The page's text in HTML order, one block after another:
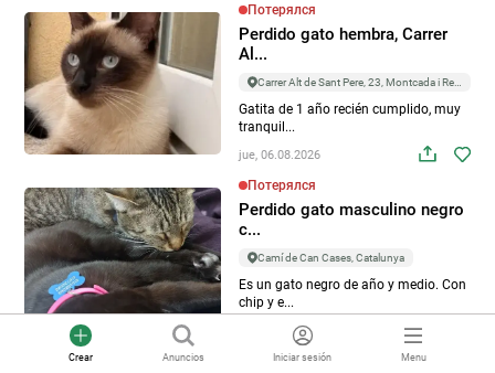
Crear Anuncios Iniciar sesión Menu
Потерялся
Perdido gato hembra, Carrer
Al...
Carrer Alt de Sant Pere, 23, Montcada i Reixac
Gatita de 1 año recién cumplido, muy
tranquil...
jue, 06.08.2026
Потерялся
Perdido gato masculino negro
c...
Camí de Can Cases, Catalunya
Es un gato negro de año y medio. Con
chip y e...
dom, 02.08.2026
Потерялся